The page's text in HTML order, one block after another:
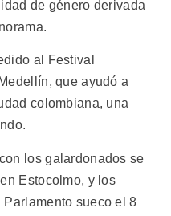
de género derivada
al Festival
que ayudó a
colombiana, una
los galardonados se
Estocolmo, y los
sueco el 8